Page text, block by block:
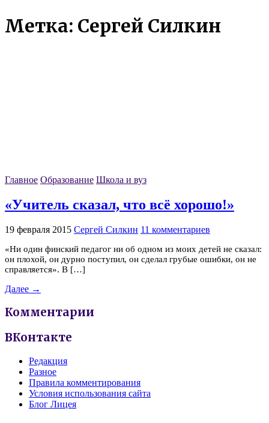
Метка: Сергей Силкин
Главное Образование Школа и вуз
«Учитель сказал, что всё хорошо!»
19 февраля 2015 Сергей Силкин 11 комментариев
«Ни один финский педагог ни об одном из моих детей не сказал:
он плохой, он дурно поступил, он сделал грубые ошибки, он не
справляется». В […]
Далее →
Комментарии
ВКонтакте
Редакция
Разное
Правила комментирования
Условия использования сайта
Блог Лицея